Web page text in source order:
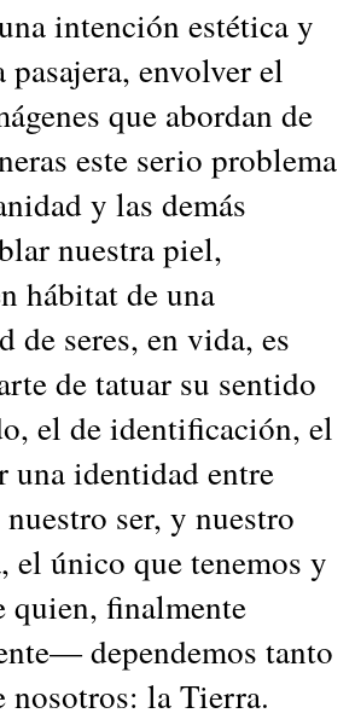
intención estética y
pasajera, envolver el
que abordan de
este serio problema
y las demás
nuestra piel,
hábitat de una
seres, en vida, es
de tatuar su sentido
el de identificación, el
una identidad entre
ser, y nuestro
el único que tenemos y
finalmente
dependemos tanto
nosotros: la Tierra.